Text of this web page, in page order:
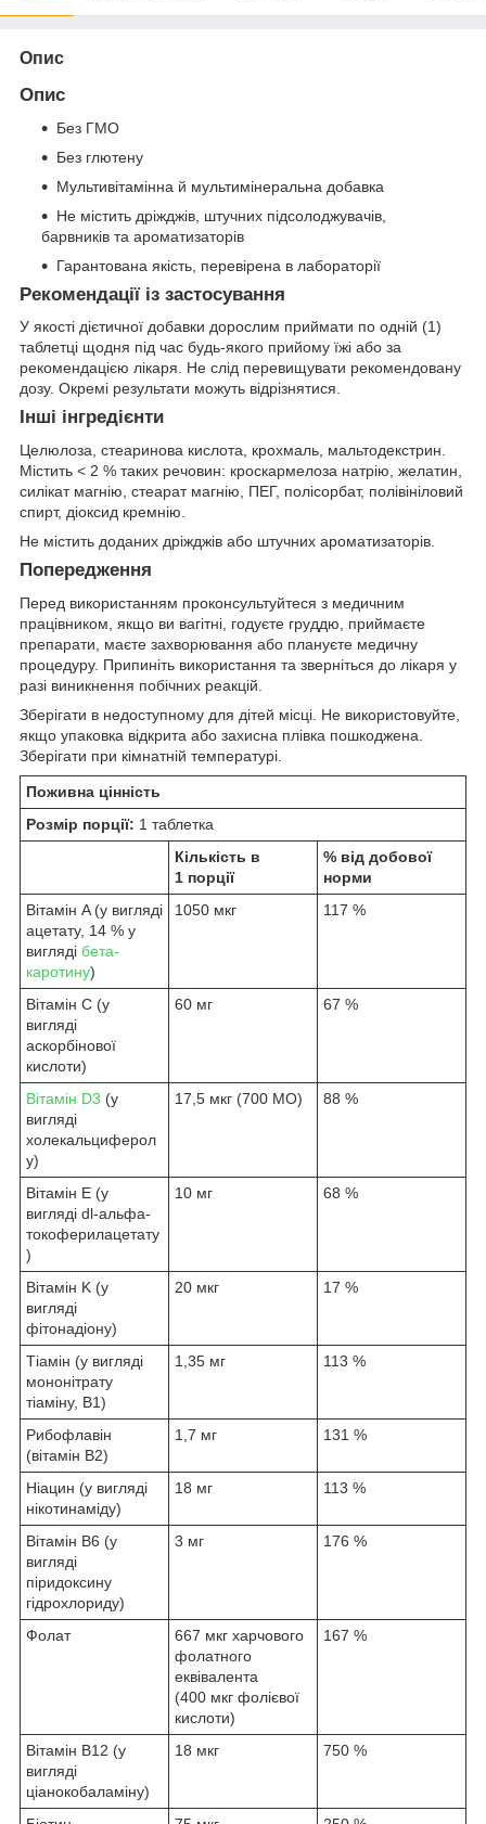
Опис
Опис
Без ГМО
Без глютену
Мультивітамінна й мультимінеральна добавка
Не містить дріжджів, штучних підсолоджувачів,
барвників та ароматизаторів
Гарантована якість, перевірена в лабораторії
Рекомендації із застосування
У якості дієтичної добавки дорослим приймати по одній (1)
таблетці щодня під час будь-якого прийому їжі або за
рекомендацією лікаря. Не слід перевищувати рекомендовану
дозу. Окремі результати можуть відрізнятися.
Інші інгредієнти
Целюлоза, стеаринова кислота, крохмаль, мальтодекстрин.
Містить < 2 % таких речовин: кроскармелоза натрію, желатин,
силікат магнію, стеарат магнію, ПЕГ, полісорбат, полівініловий
спирт, діоксид кремнію.
Не містить доданих дріжджів або штучних ароматизаторів.
Попередження
Перед використанням проконсультуйтеся з медичним
працівником, якщо ви вагітні, годуєте груддю, приймаєте
препарати, маєте захворювання або плануєте медичну
процедуру. Припиніть використання та зверніться до лікаря у
разі виникнення побічних реакцій.
Зберігати в недоступному для дітей місці. Не використовуйте,
якщо упаковка відкрита або захисна плівка пошкоджена.
Зберігати при кімнатній температурі.
Поживна цінність
Розмір порції: 1 таблетка
Кількість в
1 порції
% від добової
норми
Вітамін A (у вигляді
ацетату, 14 % у
вигляді бета-
каротину)
1050 мкг 117 %
Вітамін C (у
вигляді
аскорбінової
кислоти)
60 мг 67 %
Вітамін D3 (у
вигляді
холекальциферол
у)
17,5 мкг (700 МО) 88 %
Вітамін Е (у
вигляді dl-альфа-
токоферилацетату
)
10 мг 68 %
Вітамін K (у
вигляді
фітонадіону)
20 мкг 17 %
Тіамін (у вигляді
мононітрату
тіаміну, В1)
1,35 мг 113 %
Рибофлавін
(вітамін B2)
1,7 мг 131 %
Ніацин (у вигляді
нікотинаміду)
18 мг 113 %
Вітамін B6 (у
вигляді
піридоксину
гідрохлориду)
3 мг 176 %
Фолат
667 мкг харчового
фолатного
еквівалента
(400 мкг фолієвої
кислоти)
167 %
Вітамін B12 (у
вигляді
ціанокобаламіну)
18 мкг 750 %